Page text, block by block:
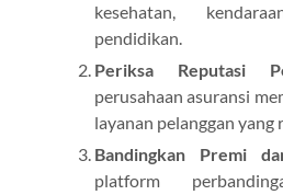
kesehatan,
pendidikan.
Periksa Reputasi
perusahaan asuransi
layanan pelanggan yang
Bandingkan Premi
platform